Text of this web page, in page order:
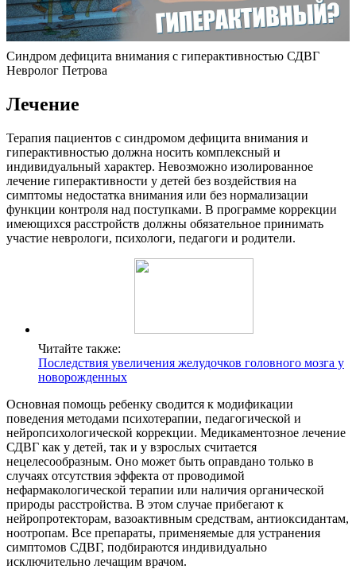
Синдром дефицита внимания с гиперактивностью СДВГ
Невролог Петрова
Лечение
Терапия пациентов с синдромом дефицита внимания и
гиперактивностью должна носить комплексный и
индивидуальный характер. Невозможно изолированное
лечение гиперактивности у детей без воздействия на
симптомы недостатка внимания или без нормализации
функции контроля над поступками. В программе коррекции
имеющихся расстройств должны обязательное принимать
участие неврологи, психологи, педагоги и родители.
Читайте также:
Последствия увеличения желудочков головного мозга у
новорожденных
Основная помощь ребенку сводится к модификации
поведения методами психотерапии, педагогической и
нейропсихологической коррекции. Медикаментозное лечение
СДВГ как у детей, так и у взрослых считается
нецелесообразным. Оно может быть оправдано только в
случаях отсутствия эффекта от проводимой
нефармакологической терапии или наличия органической
природы расстройства. В этом случае прибегают к
нейропротекторам, вазоактивным средствам, антиоксидантам,
ноотропам. Все препараты, применяемые для устранения
симптомов СДВГ, подбираются индивидуально
исключительно лечащим врачом.